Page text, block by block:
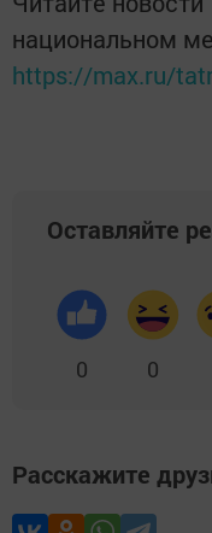
национальном
https://max.ru/
Оставляйте
0 0
Расскажите